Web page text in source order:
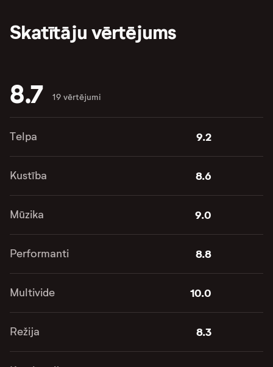
Skatītāju vērtējums
8.7 19 vērtējumi
Telpa 9.2
Kustība 8.6
Mūzika 9.0
Performanti 8.8
Multivide 10.0
Režija 8.3